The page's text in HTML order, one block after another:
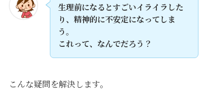
生理前になるとすごいイライラした
り、精神的に不安定になってしま
う。
これって、なんでだろう？
こんな疑問を解決します。